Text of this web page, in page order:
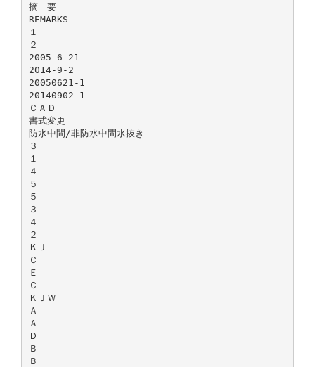
摘 要
REMARKS
１
２
2005-6-21
2014-9-2
20050621-1
20140902-1
ＣＡＤ
書式変更
防水中間/非防水中間水抜き
３
１
４
５
５
３
４
２
ＫＪ
Ｃ
Ｅ
Ｃ
ＫＪＷ
Ａ
Ａ
Ｄ
Ｂ
Ｂ